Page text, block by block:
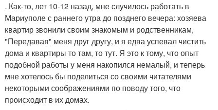
. Как-то, лет 10-12 назад, мне случилось работать в
Мариуполе с раннего утра до позднего вечера: хозяева
квартир звонили своим знакомым и родственникам,
"Передавая" меня друг другу, и я едва успевал чистить
дома и квартиры то там, то тут. Я это к тому, что опыт
подобной работы у меня накопился немалый, и теперь
мне хотелось бы поделиться со своими читателями
некоторыми соображениями по поводу того, что
происходит в их домах.